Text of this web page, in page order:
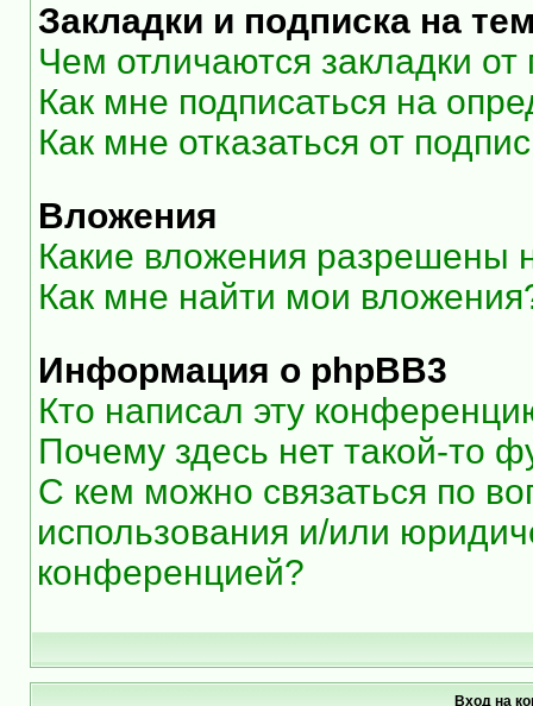
Закладки и подписка на
Чем отличаются закладки от
Как мне подписаться на
Как мне отказаться от
Вложения
Какие вложения разрешены
Как мне найти мои
Информация о phpBB3
Кто написал эту
Почему здесь нет такой-то
С кем можно связаться по
использования и/или
конференцией?
Вход на